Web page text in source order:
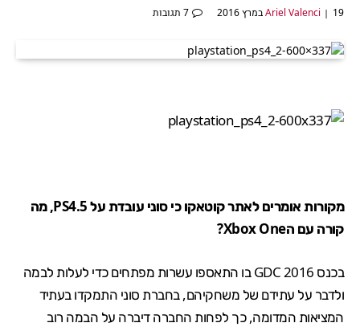
Ariel Valenci 19 במרץ 2016 7 תגובות
מקורות אומרים לאתר קוטאקו כי סוני עובדת על PS4.5, מה
קורה עם הXbox One?
בכנס GDC 2016 בו התאספו עשרות מפתחים כדי לעלות לבמה
ולדבר על עתידם של משחקיהם, בחברת סוני התמקדו בעתיד
המציאות המדומה, כך לפחות החברהדיברה על הבמה רוב